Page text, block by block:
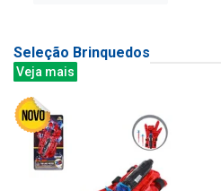
Seleção Brinquedos
Veja mais